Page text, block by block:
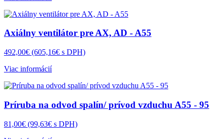
Axiálny ventilátor pre AX, AD - A55
492,00€ (605,16€ s DPH)
Viac informácií
Príruba na odvod spalín/ prívod vzduchu A55 - 95
81,00€ (99,63€ s DPH)